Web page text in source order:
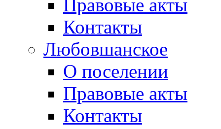
Правовые акты
Контакты
Любовшанское
О поселении
Правовые акты
Контакты